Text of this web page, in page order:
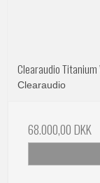
Clearaudio Titanium
Clearaudio
68.000,00 DKK